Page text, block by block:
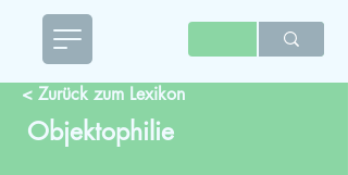
< Zurück zum Lexikon
Objektophilie